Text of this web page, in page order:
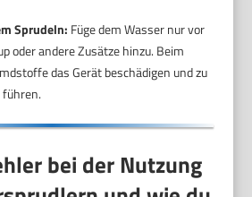
Sprudeln: Füge dem Wasser nur vor
oder andere Zusätze hinzu. Beim
das Gerät beschädigen und zu
bei der Nutzung